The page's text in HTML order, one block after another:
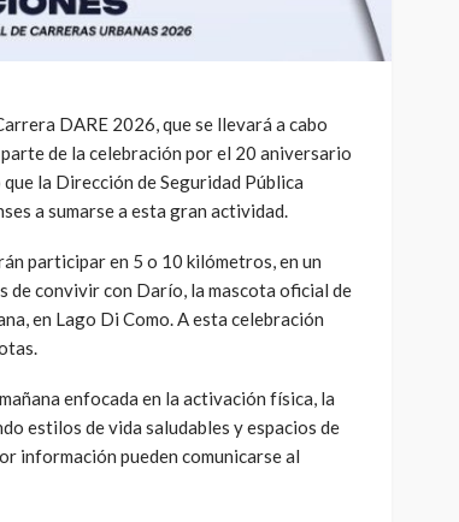
DARE 2026, que se llevará a cabo
de la celebración por el 20 aniversario
la Dirección de Seguridad Pública
a sumarse a esta gran actividad.
participar en 5 o 10 kilómetros, en un
de convivir con Darío, la mascota oficial de
en Lago Di Como. A esta celebración
enfocada en la activación física, la
estilos de vida saludables y espacios de
información pueden comunicarse al